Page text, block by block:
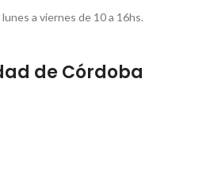
a viernes de 10 a 16hs.
de Córdoba